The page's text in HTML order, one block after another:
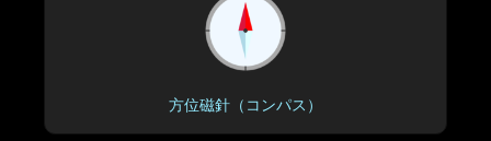
方位磁針（コンパス）